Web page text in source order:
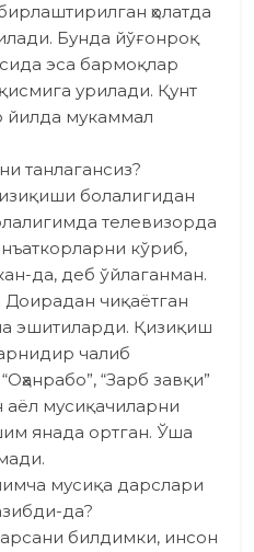
ҳолатда
Бунда йўғонроқ
эса бармоқлар
урилади. Қунт
йилда мукаммал
танлагансиз?
болалигидан
телевизорда
кўриб,
да, деб ўйлаганман.
Доирадан чиқаётган
эшитиларди. Қизиқиш
чалиб
“Зарб завқи”
аёл мусиқачиларни
янада ортган. Ўша
мусиқа дарслари
да?
билдимки, инсон